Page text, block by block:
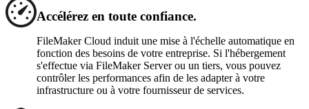
Accélérez en toute confiance.
FileMaker Cloud induit une mise à l'échelle automatique en
fonction des besoins de votre entreprise. Si l'hébergement
s'effectue via FileMaker Server ou un tiers, vous pouvez
contrôler les performances afin de les adapter à votre
infrastructure ou à votre fournisseur de services.